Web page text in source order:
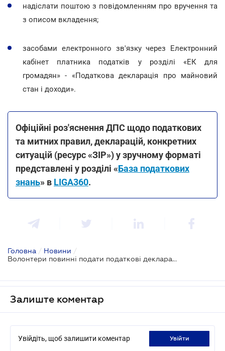
надіслати поштою з повідомленням про вручення та
з описом вкладення;
засобами електронного зв'язку через Електронний
кабінет платника податків у розділі «ЕК для
громадян» - «Податкова декларація про майновий
стан і доходи».
Офіційні роз'яснення ДПС щодо податкових
та митних правил, декларацій, конкретних
ситуацій (ресурс «ЗІР») у зручному форматі
представлені у розділі «База податкових
знань» в LIGA360.
Головна / Новини /
Волонтери повинні подати податкові декларації до 1 травня: які кошти не підлягають оподаткуванню
Залиште коментар
Увійдіть, щоб залишити коментар увійти